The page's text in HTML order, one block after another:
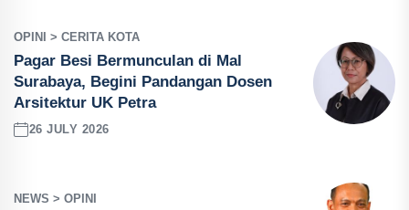
OPINI > CERITA KOTA
Pagar Besi Bermunculan di Mal
Surabaya, Begini Pandangan Dosen
Arsitektur UK Petra
26 JULY 2026
NEWS > OPINI